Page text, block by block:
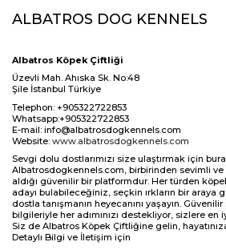
ALBATROS DOG KENNELS
Albatros Köpek Çiftliği
Üzevli Mah. Ahıska Sk. No:48
Şile İstanbul Türkiye
Telephon: +905322722853
Whatsapp:+905322722853
E-mail: info@albatrosdogkennels.com
Website: www.albatrosdogkennels.com
Sevgi dolu dostlarımızı size ulaştırmak için
Albatrosdogkennels.com, birbirinden sevimli ve
aldığı güvenilir bir platformdur. Her türden
adayı bulabileceğiniz, seçkin ırkların bir
dostla tanışmanın heyecanını yaşayın. Güvenilir
bilgileriyle her adımınızı destekliyor, sizlere en
Siz de Albatros Köpek Çiftliğine gelin,
Detaylı Bilgi ve İletişim için